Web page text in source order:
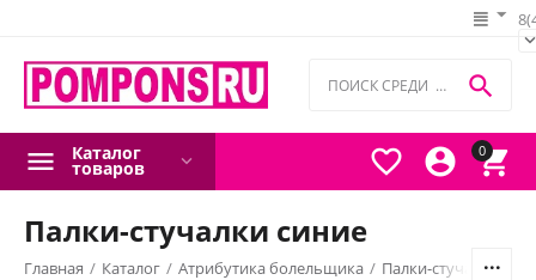
0




Каталог
товаров
Палки-стучалки синие
Главная / Каталог / Атрибутика болельщика / Палки-стучалки и